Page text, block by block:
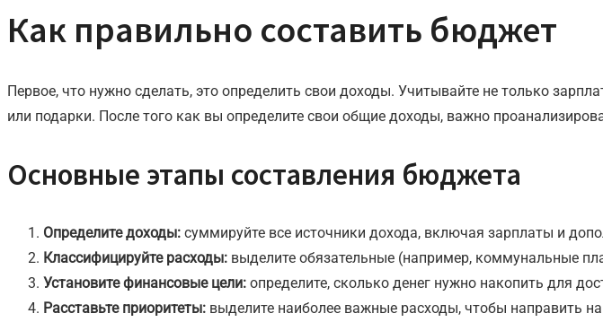
Как правильно составить бюджет
Первое, что нужно сделать, это определить свои доходы. Учитывайте не только
или подарки. После того как вы определите свои общие доходы, важно
Основные этапы составления бюджета
Определите доходы: суммируйте все источники дохода, включая зарплаты и
Классифицируйте расходы: выделите обязательные (например, коммунальные
Установите финансовые цели: определите, сколько денег нужно накопить для
Расставьте приоритеты: выделите наиболее важные расходы, чтобы направить